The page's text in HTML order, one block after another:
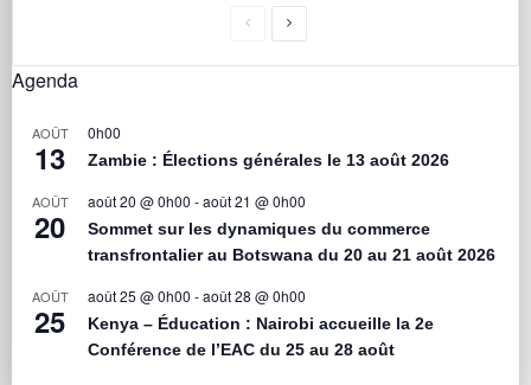
Agenda
AOÛT
13
0h00
Zambie : Élections générales le 13 août 2026
AOÛT
20
août 20 @ 0h00 -août 21 @ 0h00
Sommet sur les dynamiques du commerce
transfrontalier au Botswana du 20 au 21 août 2026
AOÛT
25
août 25 @ 0h00 -août 28 @ 0h00
Kenya – Éducation : Nairobi accueille la 2e
Conférence de l’EAC du 25 au 28 août